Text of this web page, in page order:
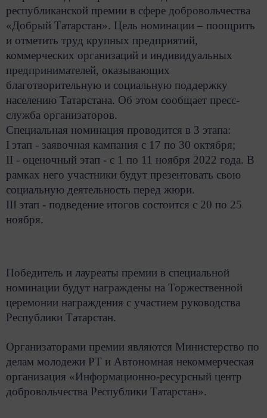
республиканской премии в сфере добровольчества
«Добрый Татарстан». Цель номинации – поощрить
и отметить труд крупных предприятий,
коммерческих организаций и индивидуальных
предпринимателей, оказывающих
благотворительную и социальную поддержку
населению Татарстана. Об этом сообщает пресс-
служба организаторов.
Специальная номинация проводится в 3 этапа:
I этап - заявочная кампания с 17 по 30 октября;
II - оценочный этап - с 1 по 11 ноября 2022 года. В
рамках него участники будут презентовать свою
социальную деятельность перед жюри.
III этап - подведение итогов состоится с 20 по 25
ноября.
Победитель и лауреаты премии в специальной
номинации будут награждены на Торжественной
церемонии награждения с участием руководства
Республики Татарстан.
Организаторами премии являются Министерство по
делам молодежи РТ и Автономная некоммерческая
организация «Информационно-ресурсный центр
добровольчества Республики Татарстан».